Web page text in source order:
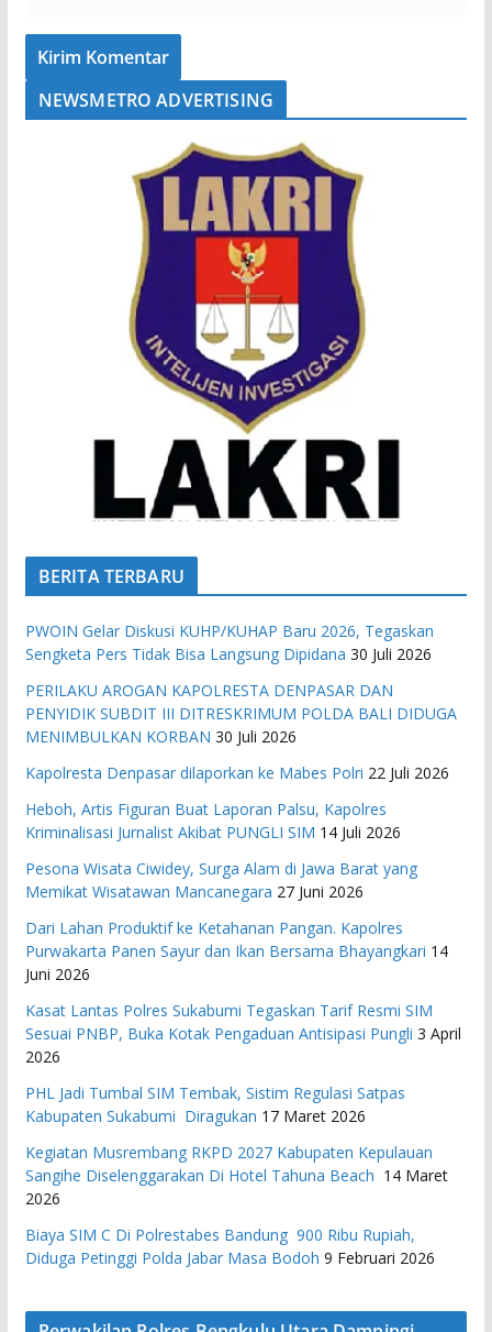
NEWSMETRO ADVERTISING
BERITA TERBARU
PWOIN Gelar Diskusi KUHP/KUHAP Baru 2026, Tegaskan
Sengketa Pers Tidak Bisa Langsung Dipidana 30 Juli 2026
PERILAKU AROGAN KAPOLRESTA DENPASAR DAN
PENYIDIK SUBDIT III DITRESKRIMUM POLDA BALI DIDUGA
MENIMBULKAN KORBAN 30 Juli 2026
Kapolresta Denpasar dilaporkan ke Mabes Polri 22 Juli 2026
Heboh, Artis Figuran Buat Laporan Palsu, Kapolres
Kriminalisasi Jurnalist Akibat PUNGLI SIM 14 Juli 2026
Pesona Wisata Ciwidey, Surga Alam di Jawa Barat yang
Memikat Wisatawan Mancanegara 27 Juni 2026
Dari Lahan Produktif ke Ketahanan Pangan. Kapolres
Purwakarta Panen Sayur dan Ikan Bersama Bhayangkari 14
Juni 2026
Kasat Lantas Polres Sukabumi Tegaskan Tarif Resmi SIM
Sesuai PNBP, Buka Kotak Pengaduan Antisipasi Pungli 3 April
2026
PHL Jadi Tumbal SIM Tembak, Sistim Regulasi Satpas
Kabupaten Sukabumi Diragukan 17 Maret 2026
Kegiatan Musrembang RKPD 2027 ​Kabupaten Kepulauan
Sangihe Diselenggarakan Di Hotel Tahuna Beach 14 Maret
2026
Biaya SIM C Di Polrestabes Bandung 900 Ribu Rupiah,
Diduga Petinggi Polda Jabar Masa Bodoh 9 Februari 2026